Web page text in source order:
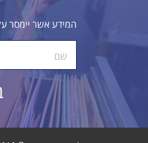
המידע אשר יימסר
שם